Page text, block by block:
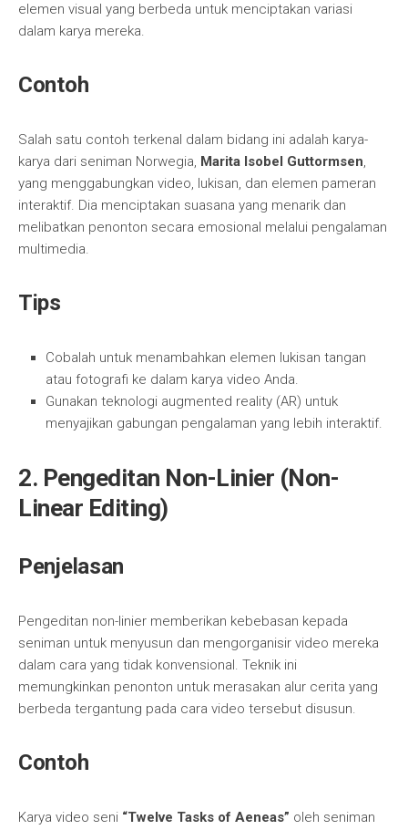
elemen visual yang berbeda untuk menciptakan variasi
dalam karya mereka.
Contoh
Salah satu contoh terkenal dalam bidang ini adalah karya-
karya dari seniman Norwegia, Marita Isobel Guttormsen,
yang menggabungkan video, lukisan, dan elemen pameran
interaktif. Dia menciptakan suasana yang menarik dan
melibatkan penonton secara emosional melalui pengalaman
multimedia.
Tips
Cobalah untuk menambahkan elemen lukisan tangan
atau fotografi ke dalam karya video Anda.
Gunakan teknologi augmented reality (AR) untuk
menyajikan gabungan pengalaman yang lebih interaktif.
2. Pengeditan Non-Linier (Non-
Linear Editing)
Penjelasan
Pengeditan non-linier memberikan kebebasan kepada
seniman untuk menyusun dan mengorganisir video mereka
dalam cara yang tidak konvensional. Teknik ini
memungkinkan penonton untuk merasakan alur cerita yang
berbeda tergantung pada cara video tersebut disusun.
Contoh
Karya video seni “Twelve Tasks of Aeneas” oleh seniman